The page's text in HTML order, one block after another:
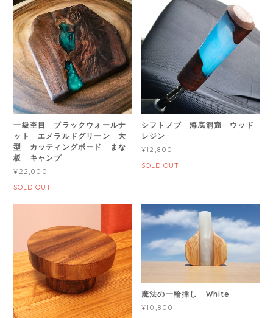
一級杢目 ブラックウォールナ
ット エメラルドグリーン 大
型 カッティングボード まな
板 キャンプ
¥22,000
SOLD OUT
シフトノブ 海底洞窟 ウッド
レジン
¥12,800
SOLD OUT
魔法の一輪挿し White
¥10,800